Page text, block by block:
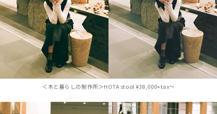
＜木と暮らしの制作所＞HOTA stool ¥38,000+tax〜